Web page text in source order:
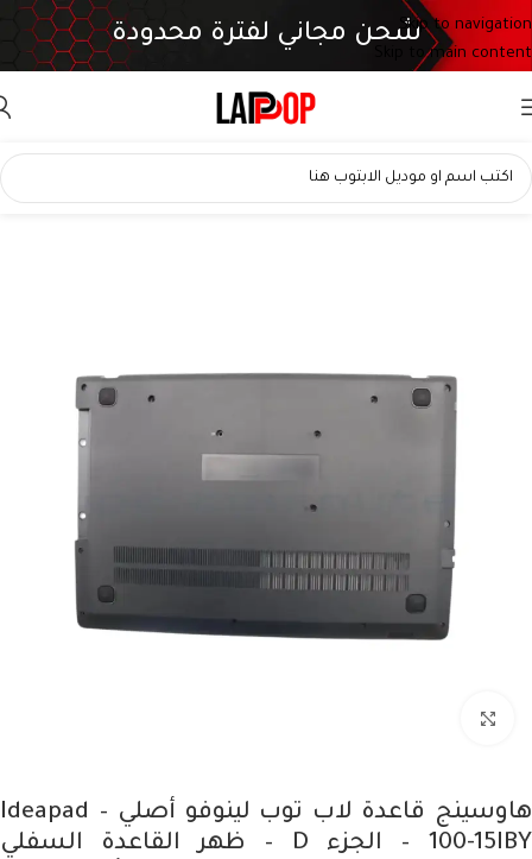
Skip to navigation
Skip to main content
شحن مجاني لفترة محدودة
هاوسينج قاعدة لاب توب لينوفو أصلي – Ideapad
100-15IBY – الجزء D – ظهر القاعدة السفلي